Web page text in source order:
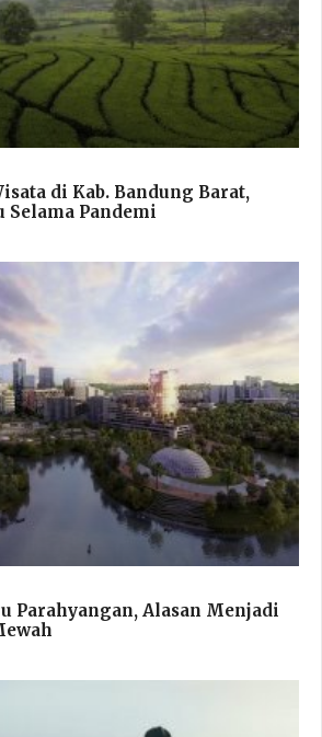
di Kab. Bandung Barat,
Selama Pandemi
Parahyangan, Alasan Menjadi